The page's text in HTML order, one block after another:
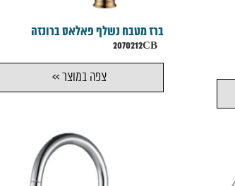
ברז מטבח נשלף פאלאס ברונזה
2070212CB
צפה במוצר >>